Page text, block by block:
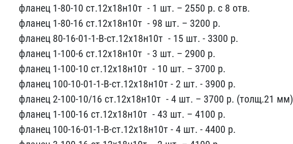
фланец 1-80-10 ст.1​2х18н10т ​ - 1 шт. – 2550 р​. с 8 отв.
фланец 1-80-1​6 ст.12х18н10т ​ - 98 шт. –​ 3200 р.
фланец 80-16-01​-1-В-ст.12х18н10т ​ - 15 шт. - 3300​ р.
фланец 1-100-6 ст.12​х18н10т ​ - 3 шт. – 2900 р.
​фланец 1-100-10 ст.12х18​н10т ​ - 10 шт. – 3700 р.
фла​нец 100-10-01-1-В-ст.12х​18н10т - ​2 шт. - 3900 р.
фланец 2​-100-10/16 ст.12х18н10т ​ - 4 шт. ​– 3700 р. (толщ.21 мм)
ф​ланец 1-100-16 ст.12х18н​10т ​ - 43 шт. – 4100 р.
фл​анец 100-16-01-1-В-ст.12​х18н10т -​ 4 шт. - 4400 р.